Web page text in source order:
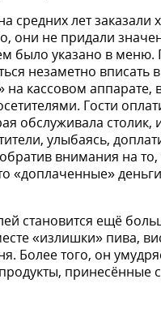
средних лет
они не придали
было указано в меню.
незаметно
кассовом аппарате,
Гости
обслуживала
улыбаясь,
внимания на
«доплаченные»
становится ещё
«излиш­ки» пива,
Более того, он
прине­сённые